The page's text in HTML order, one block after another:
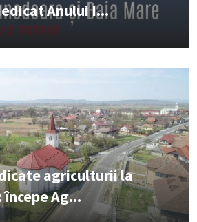
Anului I...
agriculturii la
începe Ag...